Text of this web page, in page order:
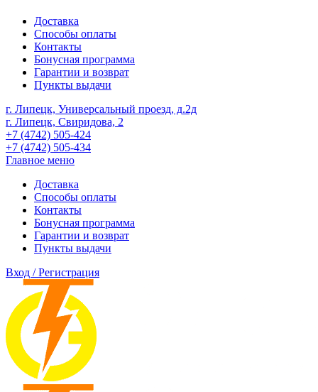
Доставка
Способы оплаты
Контакты
Бонусная программа
Гарантии и возврат
Пункты выдачи
г. Липецк, Универсальный проезд, д.2д
г. Липецк, Свиридова, 2
+7 (4742) 505-424
+7 (4742) 505-434
Главное меню
Доставка
Способы оплаты
Контакты
Бонусная программа
Гарантии и возврат
Пункты выдачи
Вход / Регистрация